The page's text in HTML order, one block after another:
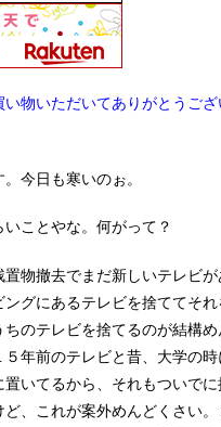
い物いただいてありがとうご
今日も寒いのぉ。
ことやな。何がって？
物撤去でまだ新しいテレビが
ングにあるテレビを捨ててそ
ちのテレビを捨てるのが結構
５年前のテレビと昔、大学の
置いてるから、それもついでに
ど、これが案外めんどくさい